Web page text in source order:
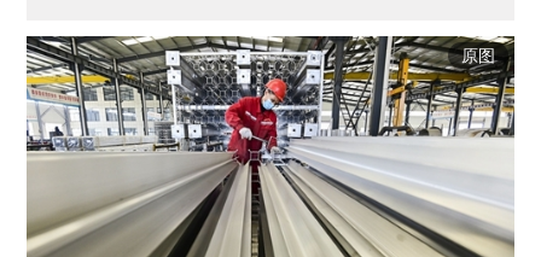
原图